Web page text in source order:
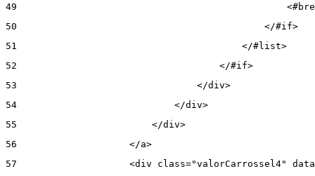
49
50
                                            </#if>
51
                                        </#list>
52
                                    </#if>
53
                                </div>
54
                            </div>
55
                        </div>
56
                    </a>
57
<div class="valorCarrossel4"